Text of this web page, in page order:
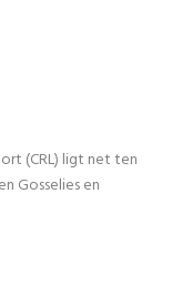
(CRL) ligt net ten
Gosselies en